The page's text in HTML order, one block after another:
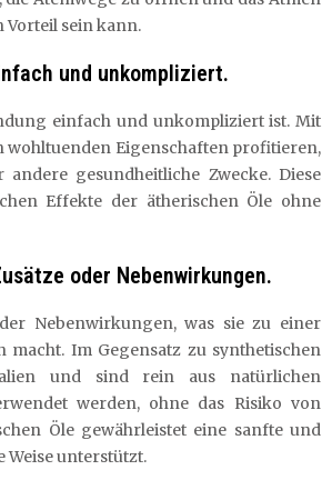
Vorteil sein kann.
und unkompliziert.
einfach und unkompliziert ist. Mit
wohltuenden Eigenschaften profitieren,
gesundheitliche Zwecke. Diese
Effekte der ätherischen Öle ohne
oder Nebenwirkungen.
Nebenwirkungen, was sie zu einer
Im Gegensatz zu synthetischen
und sind rein aus natürlichen
werden, ohne das Risiko von
Öle gewährleistet eine sanfte und
Weise unterstützt.